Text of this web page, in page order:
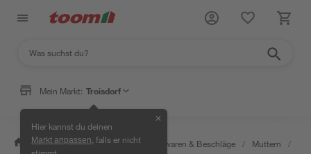
Mein Markt: Troisdorf
Hier kannst du deinen
Markt anpassen , falls er nicht
✕
/ Werkstatt & Maschinen / Eisenwaren & Beschläge / Muttern /